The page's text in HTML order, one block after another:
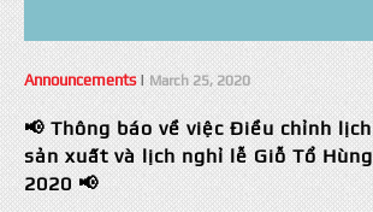
Announcements| March 25, 2020
📢 Thông báo về việc Điều chỉnh
sản xuất và lịch nghỉ lễ Giỗ Tổ
2020 📢